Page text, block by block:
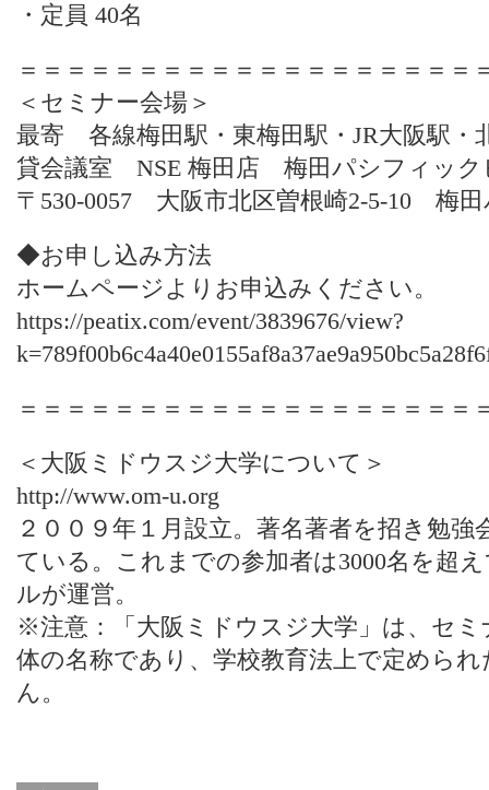
・定員 40名
＝＝＝＝＝＝＝＝＝＝＝＝＝＝＝＝＝＝＝
＜セミナー会場＞
最寄 各線梅田駅・東梅田駅・JR大阪駅・
貸会議室 NSE 梅田店 梅田パシフィッ
〒530-0057 大阪市北区曽根崎2-5-10 梅
◆お申し込み方法
ホームページよりお申込みください。
https://peatix.com/event/3839676/view?
＝＝＝＝＝＝＝＝＝＝＝＝＝＝＝＝＝＝＝
＜大阪ミドウスジ大学について＞
http://www.om-u.org
２００９年１月設立。著名著者を招き勉
ている。これまでの参加者は3000名を超
ルが運営。
※注意：「大阪ミドウスジ大学」は、セ
体の名称であり、学校教育法上で定めら
ん。